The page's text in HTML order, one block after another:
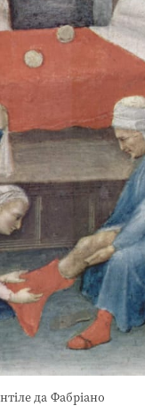
да Фабріано